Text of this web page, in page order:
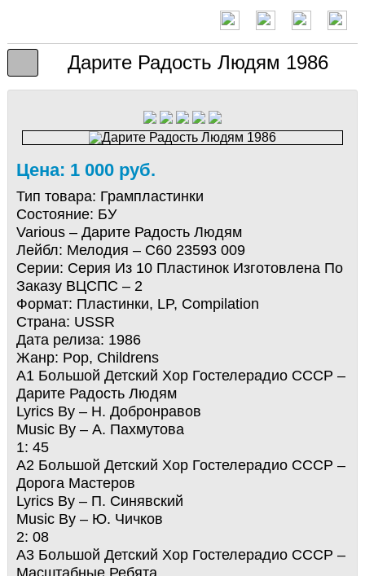
Дарите Радость Людям 1986
Цена: 1 000 руб.
Тип товара: Грампластинки
Состояние: БУ
Various – Дарите Радость Людям
Лейбл: Мелодия – С60 23593 009
Серии: Серия Из 10 Пластинок Изготовлена По
Заказу ВЦСПС – 2
Формат: Пластинки, LP, Compilation
Страна: USSR
Дата релиза: 1986
Жанр: Pop, Childrens
A1 Большой Детский Хор Гостелерадио СССР –
Дарите Радость Людям
Lyrics By – Н. Добронравов
Music By – А. Пахмутова
1: 45
A2 Большой Детский Хор Гостелерадио СССР –
Дорога Мастеров
Lyrics By – П. Синявский
Music By – Ю. Чичков
2: 08
A3 Большой Детский Хор Гостелерадио СССР –
Масштабные Ребята